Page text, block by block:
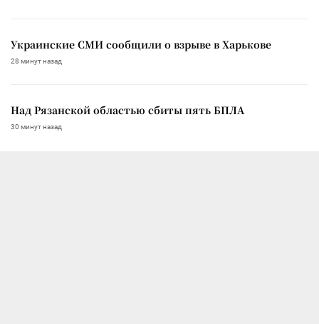
Украинские СМИ сообщили о взрыве в Харькове
28 минут назад
Над Рязанской областью сбиты пять БПЛА
30 минут назад